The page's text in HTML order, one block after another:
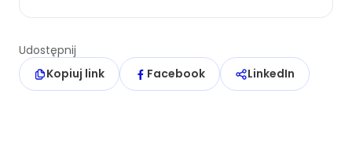
Udostępnij
Kopiuj link
Facebook LinkedIn